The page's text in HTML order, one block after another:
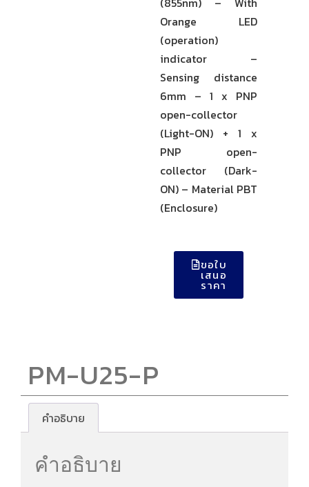
Orange LED
(operation)
indicator –
Sensing distance
6mm – 1 x PNP
open-collector
(Light-ON) + 1 x
PNP open-
collector (Dark-
ON) – Material PBT
(Enclosure)
ขอใบ
เสนอ
ราคา
PM-U25-P
คำอธิบาย
คำอธิบาย